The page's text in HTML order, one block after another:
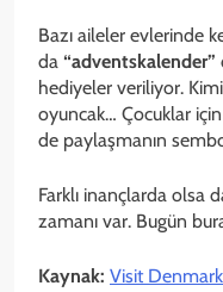
Bazı aileler evlerinde
da “adventskalender”
hediyeler veriliyor.
oyuncak… Çocuklar
de paylaşmanın
Farklı inançlarda olsa
zamanı var. Bugün
Kaynak: Visit